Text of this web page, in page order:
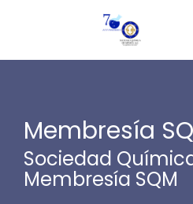
Membresía
Sociedad
Membresía SQM